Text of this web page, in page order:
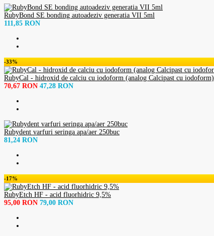
RubyBond SE bonding autoadeziv generatia VII 5ml
111,85 RON
-33%
RubyCal - hidroxid de calciu cu iodoform (analog Calcipast cu iodoform)
70,67 RON 47,28 RON
Rubydent varfuri seringa apa/aer 250buc
81,24 RON
-17%
RubyEtch HF - acid fluorhidric 9,5%
95,00 RON 79,00 RON